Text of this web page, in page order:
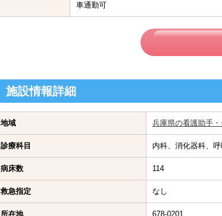
車通勤可
施設情報詳細
地域 兵庫県の看護助手
診療科目 内科、消化器科、
病床数 114
救急指定 なし
所在地
678-0201